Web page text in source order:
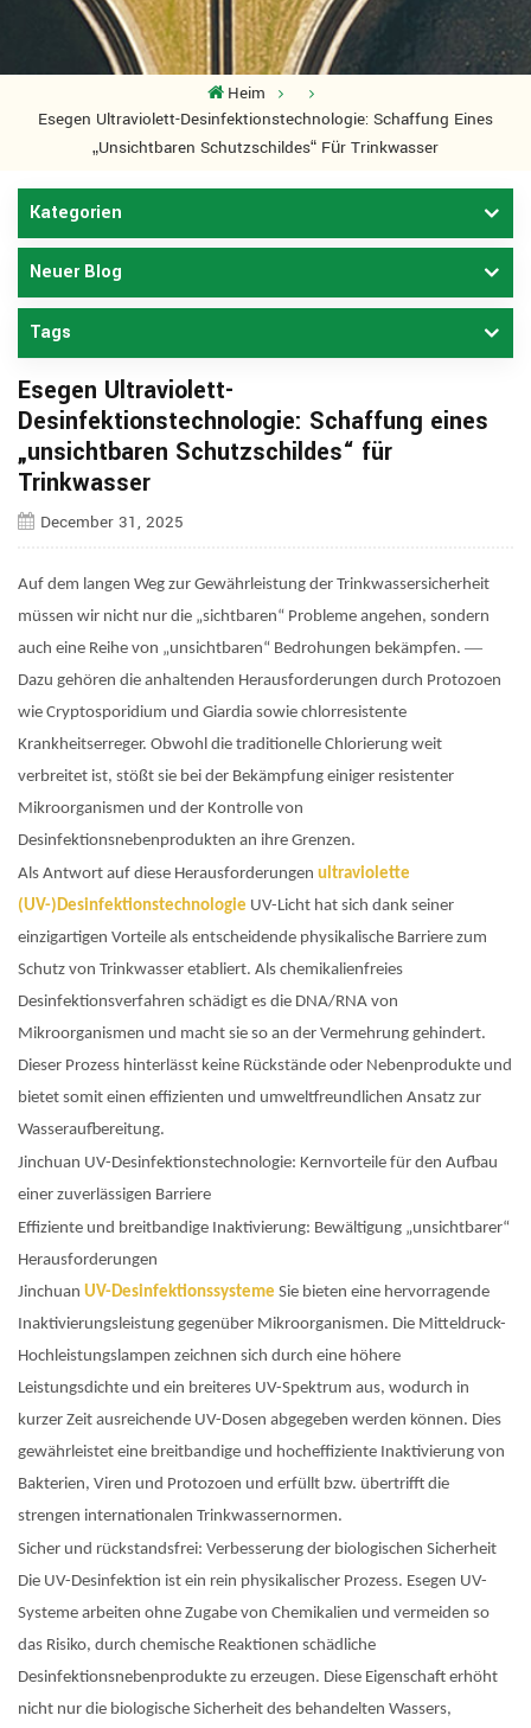
Heim
Esegen Ultraviolett-Desinfektionstechnologie: Schaffung Eines
„unsichtbaren Schutzschildes“ Für Trinkwasser
Kategorien
Neuer Blog
Tags
Esegen Ultraviolett-
Desinfektionstechnologie: Schaffung eines
„unsichtbaren Schutzschildes“ für
Trinkwasser
December 31, 2025
Auf dem langen Weg zur Gewährleistung der Trinkwassersicherheit
müssen wir nicht nur die „sichtbaren“ Probleme angehen, sondern
auch eine Reihe von „unsichtbaren“ Bedrohungen bekämpfen. —
Dazu gehören die anhaltenden Herausforderungen durch Protozoen
wie Cryptosporidium und Giardia sowie chlorresistente
Krankheitserreger. Obwohl die traditionelle Chlorierung weit
verbreitet ist, stößt sie bei der Bekämpfung einiger resistenter
Mikroorganismen und der Kontrolle von
Desinfektionsnebenprodukten an ihre Grenzen.
Als Antwort auf diese Herausforderungen ultraviolette
(UV-)Desinfektionstechnologie UV-Licht hat sich dank seiner
einzigartigen Vorteile als entscheidende physikalische Barriere zum
Schutz von Trinkwasser etabliert. Als chemikalienfreies
Desinfektionsverfahren schädigt es die DNA/RNA von
Mikroorganismen und macht sie so an der Vermehrung gehindert.
Dieser Prozess hinterlässt keine Rückstände oder Nebenprodukte und
bietet somit einen effizienten und umweltfreundlichen Ansatz zur
Wasseraufbereitung.
Jinchuan UV-Desinfektionstechnologie: Kernvorteile für den Aufbau
einer zuverlässigen Barriere
Effiziente und breitbandige Inaktivierung: Bewältigung „unsichtbarer“
Herausforderungen
Jinchuan UV-Desinfektionssysteme Sie bieten eine hervorragende
Inaktivierungsleistung gegenüber Mikroorganismen. Die Mitteldruck-
Hochleistungslampen zeichnen sich durch eine höhere
Leistungsdichte und ein breiteres UV-Spektrum aus, wodurch in
kurzer Zeit ausreichende UV-Dosen abgegeben werden können. Dies
gewährleistet eine breitbandige und hocheffiziente Inaktivierung von
Bakterien, Viren und Protozoen und erfüllt bzw. übertrifft die
strengen internationalen Trinkwassernormen.
Sicher und rückstandsfrei: Verbesserung der biologischen Sicherheit
Die UV-Desinfektion ist ein rein physikalischer Prozess. Esegen UV-
Systeme arbeiten ohne Zugabe von Chemikalien und vermeiden so
das Risiko, durch chemische Reaktionen schädliche
Desinfektionsnebenprodukte zu erzeugen. Diese Eigenschaft erhöht
nicht nur die biologische Sicherheit des behandelten Wassers,